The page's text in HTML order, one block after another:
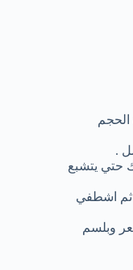
كبيرة الحجم
.
حتي يتشبع
ثم اشطفي
وبلسم